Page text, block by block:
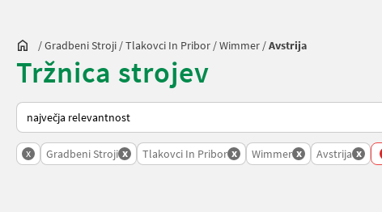
/Gradbeni Stroji /Tlakovci In Pribor /Wimmer /Avstrija
Tržnica strojev
Tako je razvrščeno na Landwirt.com
x Gradbeni Stroji x Tlakovci In Pribor x Wimmer x Avstrija x